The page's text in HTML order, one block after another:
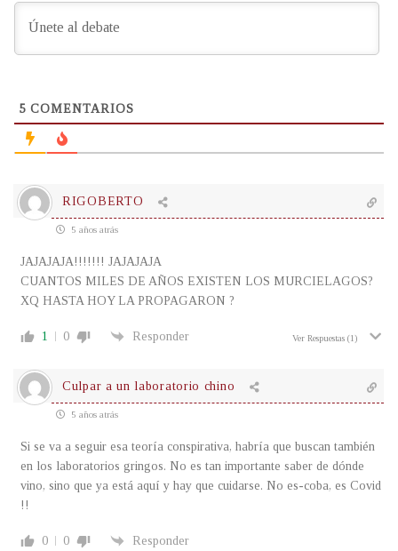
5 COMENTARIOS
RIGOBERTO
5 años atrás
JAJAJAJA!!!!!!! JAJAJAJA
CUANTOS MILES DE AÑOS EXISTEN LOS MURCIELAGOS?
XQ HASTA HOY LA PROPAGARON ?
1 0 Responder Ver Respuestas (1)
Culpar a un laboratorio chino
5 años atrás
Si se va a seguir esa teoría conspirativa, habría que buscan también
en los laboratorios gringos. No es tan importante saber de dónde
vino, sino que ya está aquí y hay que cuidarse. No es-coba, es Covid
!!
0 0 Responder